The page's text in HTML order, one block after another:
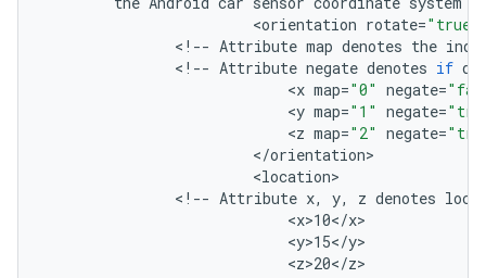
<orientation rotate="true"
< !-- Attribute map denotes the
< !-- Attribute negate denotes if
<x map="0" negate=
<y map="1" negate=
<z map="2" negate=
</orientation
<location
< !-- Attribute x, y, z denotes
<x>10</x
<y>15</y
<z>20</z